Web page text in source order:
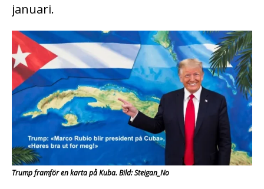
januari.
Trump framför en karta på Kuba. Bild: Steigan_No